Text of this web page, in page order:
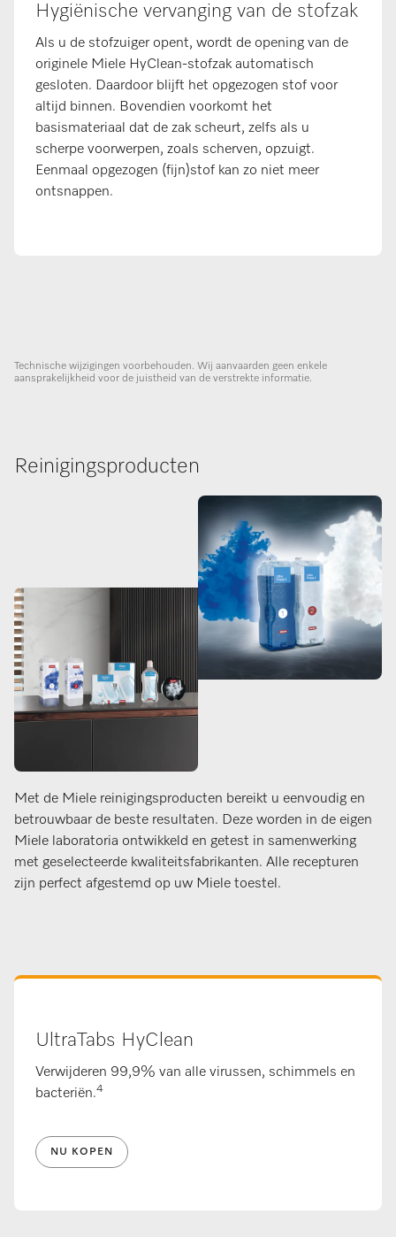
Hygiënische vervanging van de stofzak
Als u de stofzuiger opent, wordt de opening van de
originele Miele HyClean-stofzak automatisch
gesloten. Daardoor blijft het opgezogen stof voor
altijd binnen. Bovendien voorkomt het
basismateriaal dat de zak scheurt, zelfs als u
scherpe voorwerpen, zoals scherven, opzuigt.
Eenmaal opgezogen (fijn)stof kan zo niet meer
ontsnappen.
Technische wijzigingen voorbehouden. Wij aanvaarden geen enkele
aansprakelijkheid voor de juistheid van de verstrekte informatie.
Reinigingsproducten
Met de Miele reinigingsproducten bereikt u eenvoudig en
betrouwbaar de beste resultaten. Deze worden in de eigen
Miele laboratoria ontwikkeld en getest in samenwerking
met geselecteerde kwaliteitsfabrikanten. Alle recepturen
zijn perfect afgestemd op uw Miele toestel.
UltraTabs HyClean
Verwijderen 99,9% van alle virussen, schimmels en
bacteriën.4
NU KOPEN